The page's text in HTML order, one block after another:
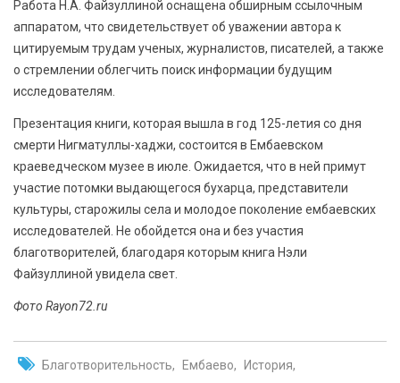
Работа Н.А. Файзуллиной оснащена обширным ссылочным
аппаратом, что свидетельствует об уважении автора к
цитируемым трудам ученых, журналистов, писателей, а также
о стремлении облегчить поиск информации будущим
исследователям.
Презентация книги, которая вышла в год 125-летия со дня
смерти Нигматуллы-хаджи, состоится в Ембаевском
краеведческом музее в июле. Ожидается, что в ней примут
участие потомки выдающегося бухарца, представители
культуры, старожилы села и молодое поколение ембаевских
исследователей. Не обойдется она и без участия
благотворителей, благодаря которым книга Нэли
Файзуллиной увидела свет.
Фото Rayon72.ru
Благотворительность Ембаево
История